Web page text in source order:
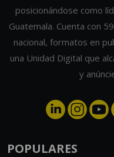
posicionándose como
Guatemala. Cuenta con
nacional, formatos en
una Unidad Digital que
y
POPULARES